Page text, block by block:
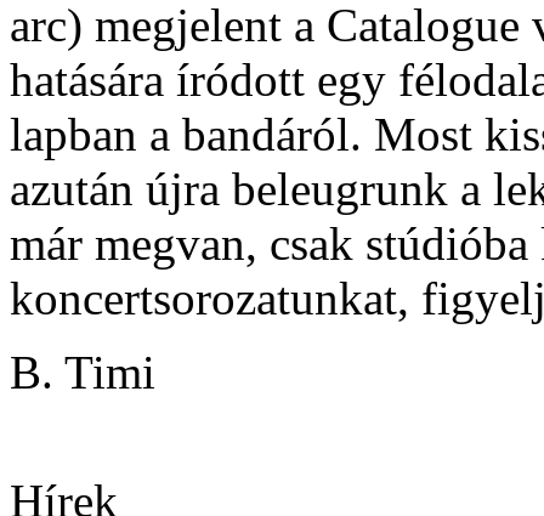
arc) megjelent a Catalogue
hatására íródott egy
lapban a bandáról. Most
azután újra beleugrunk a
már megvan, csak
koncertsorozatunkat,
B. Timi
Hírek